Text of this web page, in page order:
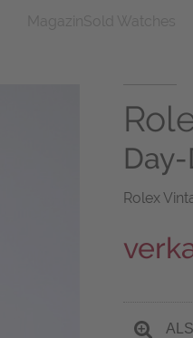
Rolex